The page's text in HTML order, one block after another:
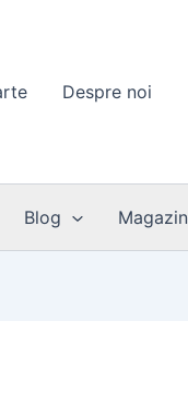
Despre noi
Blog Magazin